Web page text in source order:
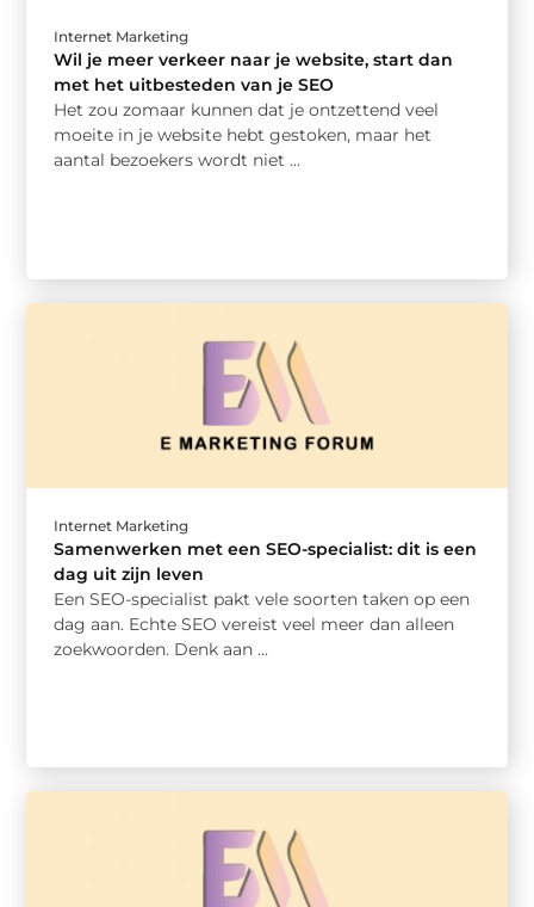
Internet Marketing
Wil je meer verkeer naar je website, start dan
met het uitbesteden van je SEO
Het zou zomaar kunnen dat je ontzettend veel
moeite in je website hebt gestoken, maar het
aantal bezoekers wordt niet ...
Internet Marketing
Samenwerken met een SEO-specialist: dit is een
dag uit zijn leven
Een SEO-specialist pakt vele soorten taken op een
dag aan. Echte SEO vereist veel meer dan alleen
zoekwoorden. Denk aan ...